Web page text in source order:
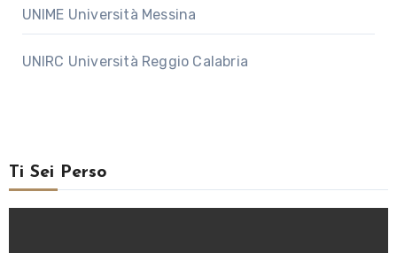
UNIME Università Messina
UNIRC Università Reggio Calabria
Ti Sei Perso